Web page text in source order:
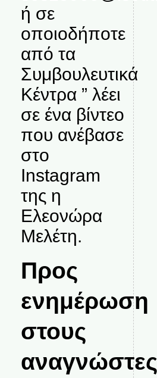
ή σε
οποιοδήποτε
από τα
Συμβουλευτικά
Κέντρα ” λέει
σε ένα βίντεο
που ανέβασε
στο
Instagram
της η
Ελεονώρα
Μελέτη.
Προς
ενημέρωση
στους